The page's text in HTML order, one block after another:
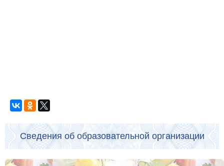
Сведения об образовательной организации